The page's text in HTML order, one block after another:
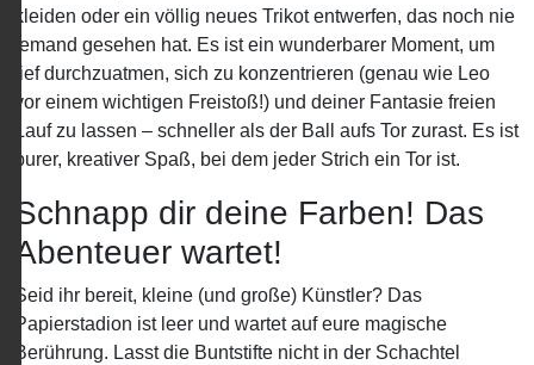
kleiden oder ein völlig neues Trikot entwerfen, das noch nie
jemand gesehen hat. Es ist ein wunderbarer Moment, um
tief durchzuatmen, sich zu konzentrieren (genau wie Leo
vor einem wichtigen Freistoß!) und deiner Fantasie freien
Lauf zu lassen – schneller als der Ball aufs Tor zurast. Es ist
purer, kreativer Spaß, bei dem jeder Strich ein Tor ist.
Schnapp dir deine Farben! Das
Abenteuer wartet!
Seid ihr bereit, kleine (und große) Künstler? Das
Papierstadion ist leer und wartet auf eure magische
Berührung. Lasst die Buntstifte nicht in der Schachtel